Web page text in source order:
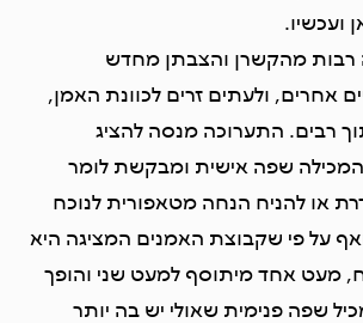
ועכשיו.
רבות מהקשרן והצבתן מחדש
אחרים, ולעתים זרים לכוונת האמן,
רבים. התערוכה מנסה להציג
שפה אישית ומבקשת לומר
או להניח הנחה מטאפורית לנוכח
על פי שקבוצת האמנים המציגה היא
מעט אחד מיתוסף למעט שני והופך
שפה פנימית שאולי יש בה יותר